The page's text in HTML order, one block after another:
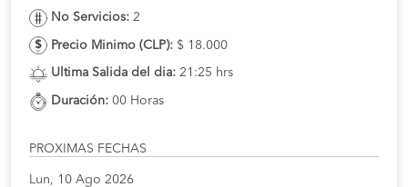
No Servicios: 2
Precio Minimo (CLP): $ 18.000
Ultima Salida del dia: 21:25 hrs
Duración: 00 Horas
PROXIMAS FECHAS
Lun, 10 Ago 2026